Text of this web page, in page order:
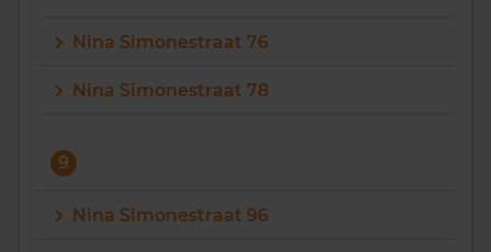
Nina Simonestraat 76
Nina Simonestraat 78
9
Nina Simonestraat 96